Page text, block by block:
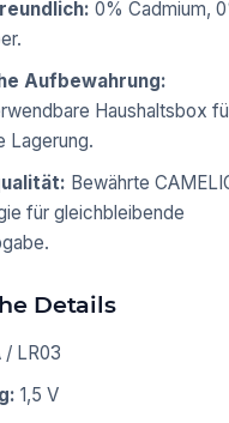
0% Cadmium,
Aufbewahrung:
Haushaltsbox
Lagerung.
Bewährte
für gleichbleibende
Details
/ LR03
1,5 V